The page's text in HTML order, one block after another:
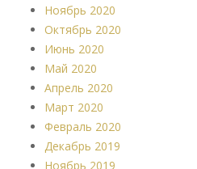
Ноябрь 2020
Октябрь 2020
Июнь 2020
Май 2020
Апрель 2020
Март 2020
Февраль 2020
Декабрь 2019
Ноябрь 2019